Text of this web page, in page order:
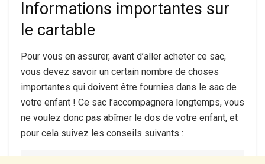
Informations importantes sur
le cartable
Pour vous en assurer, avant d’aller acheter ce sac,
vous devez savoir un certain nombre de choses
importantes qui doivent être fournies dans le sac de
votre enfant ! Ce sac l’accompagnera longtemps, vous
ne voulez donc pas abîmer le dos de votre enfant, et
pour cela suivez les conseils suivants :